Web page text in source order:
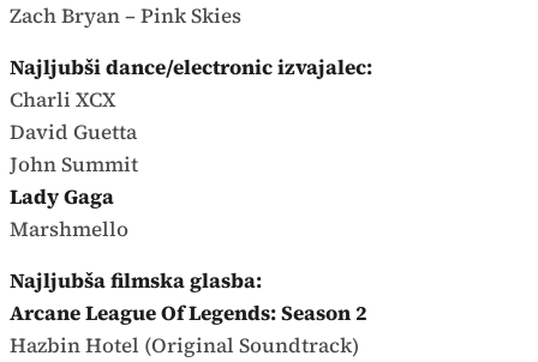
Zach Bryan – Pink Skies
Najljubši dance/electronic izvajalec:
Charli XCX
David Guetta
John Summit
Lady Gaga
Marshmello
Najljubša filmska glasba:
Arcane League Of Legends: Season 2
Hazbin Hotel (Original Soundtrack)